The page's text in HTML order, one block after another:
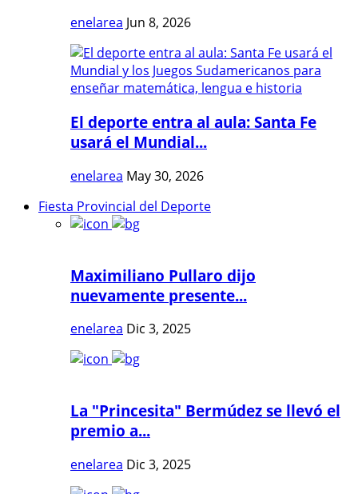
enelarea Jun 8, 2026
El deporte entra al aula: Santa Fe
usará el Mundial...
enelarea May 30, 2026
Fiesta Provincial del Deporte
Maximiliano Pullaro dijo
nuevamente presente...
enelarea Dic 3, 2025
La "Princesita" Bermúdez se llevó el
premio a...
enelarea Dic 3, 2025